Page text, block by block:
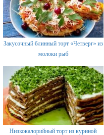
Закусочный блинный торт «Четверг» из
молоки рыб
Низкокалорийный торт из куриной